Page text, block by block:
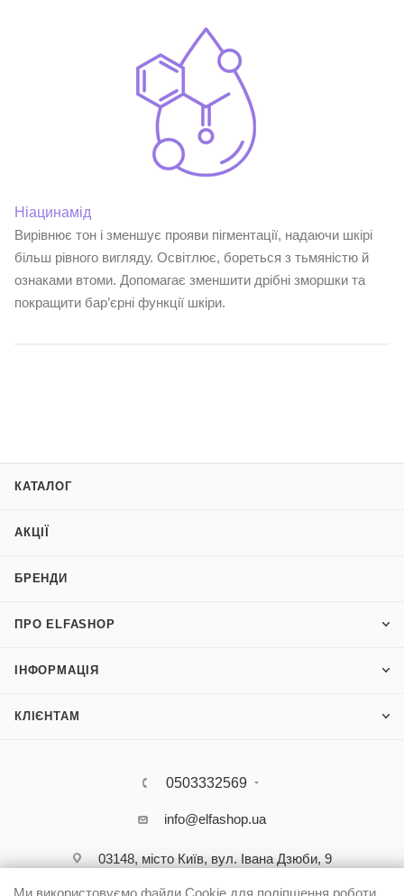
Ніацинамід
Вирівнює тон і зменшує прояви пігментації, надаючи шкірі
більш рівного вигляду. Освітлює, бореться з тьмяністю й
ознаками втоми. Допомагає зменшити дрібні зморшки та
покращити бар’єрні функції шкіри.
КАТАЛОГ
АКЦІЇ
БРЕНДИ
ПРО ELFASHOP
ІНФОРМАЦІЯ
КЛІЄНТАМ
0503332569
info@elfashop.ua
03148, місто Київ, вул. Івана Дзюби, 9
Ми використовуємо файли Cookie для поліпшення роботи,